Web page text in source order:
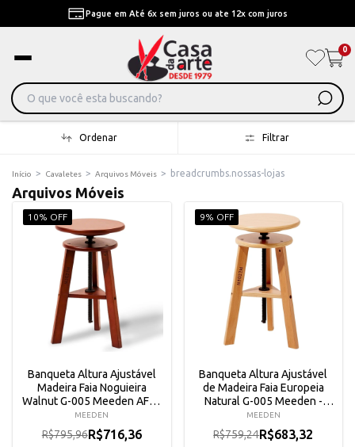
Pague em Até 6x sem juros ou ate 12x com juros
0
Ordenar Filtrar
Início > Cavaletes > Arquivos Móveis > breadcrumbs.nossas-lojas
Arquivos Móveis
10% OFF
Banqueta Altura Ajustável
Madeira Faia Noguieira
Walnut G-005 Meeden AFD-
6037-QHT
MEEDEN
R$795,96R$716,36
9% OFF
Banqueta Altura Ajustável
de Madeira Faia Europeia
Natural G-005 Meeden -
AFD-6037-YM
MEEDEN
R$759,24R$683,32